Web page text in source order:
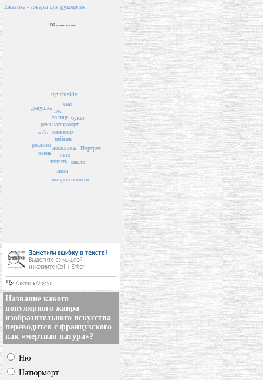
Ежевика - товары для рукоделия
Облако тегов
пейзаж
названия
живопись
лето
натюрморт
купить
солнце
лес
зима
осень
букет
масло
река
снег
tegicheskie
реализм
небо
импрессионизм
Портрет
девушка
Название какого
популярного жанра
изобразительного искусства
переводится с французского
как «мертвая натура»?
Ню
Натюрморт